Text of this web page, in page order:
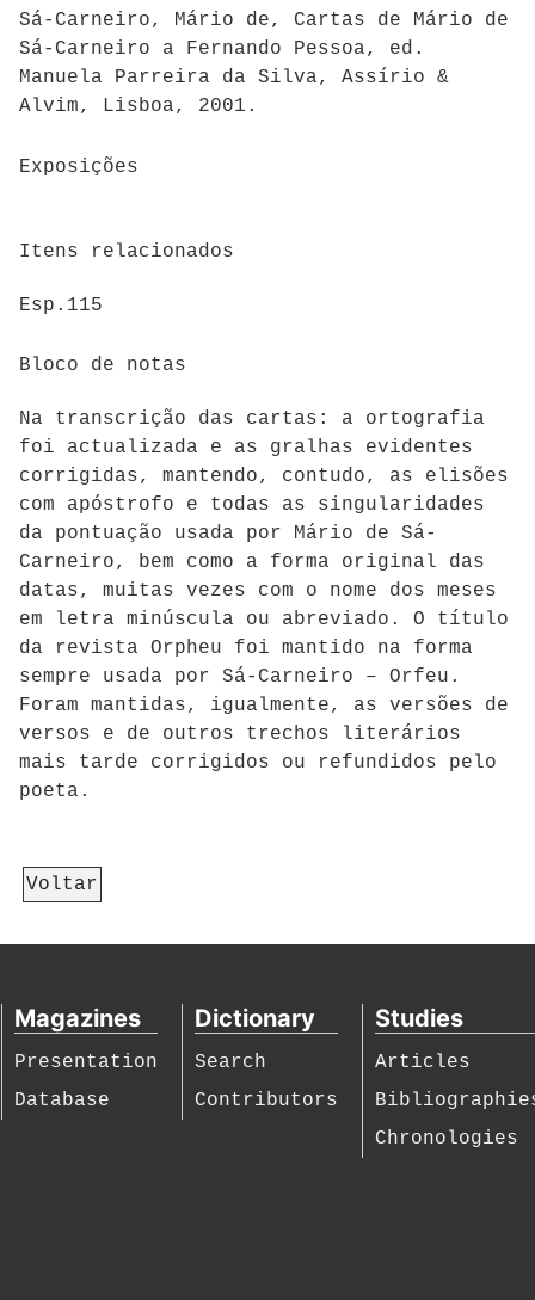
Sá-Carneiro, Mário de, Cartas de Mário de
Sá-Carneiro a Fernando Pessoa, ed.
Manuela Parreira da Silva, Assírio &
Alvim, Lisboa, 2001.
Exposições
Itens relacionados
Esp.115
Bloco de notas
Na transcrição das cartas: a ortografia
foi actualizada e as gralhas evidentes
corrigidas, mantendo, contudo, as elisões
com apóstrofo e todas as singularidades
da pontuação usada por Mário de Sá-
Carneiro, bem como a forma original das
datas, muitas vezes com o nome dos meses
em letra minúscula ou abreviado. O título
da revista Orpheu foi mantido na forma
sempre usada por Sá-Carneiro – Orfeu.
Foram mantidas, igualmente, as versões de
versos e de outros trechos literários
mais tarde corrigidos ou refundidos pelo
poeta.
Voltar
Magazines
Presentation
Database
Dictionary
Search
Contributors
Studies
Articles
Chronologies